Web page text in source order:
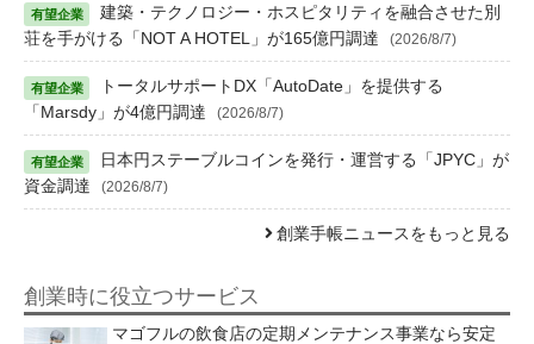
建築・テクノロジー・ホスピタリティを融合させた別
荘を手がける「NOT A HOTEL」が165億円調達
(2026/8/7)
トータルサポートDX「AutoDate」を提供する
「Marsdy」が4億円調達
(2026/8/7)
日本円ステーブルコインを発行・運営する「JPYC」が
資金調達
(2026/8/7)
創業手帳ニュースをもっと見る
創業時に役立つサービス
マゴフルの飲食店の定期メンテナンス事業なら安定